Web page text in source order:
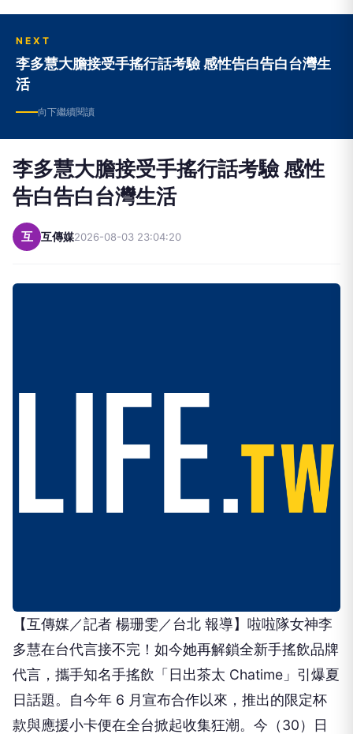
NEXT
李多慧大膽接受手搖行話考驗 感性告白告白台灣生
活
向下繼續閱讀
李多慧大膽接受手搖行話考驗 感性
告白告白台灣生活
互 互傳媒2026-08-03 23:04:20
【互傳媒／記者 楊珊雯／台北 報導】​啦啦隊女神李
多慧在台代言接不完！如今她再解鎖全新手搖飲品牌
代言，攜手知名手搖飲「日出茶太 Chatime」引爆夏
日話題。自今年 6 月宣布合作以來，推出的限定杯
款與應援小卡便在全台掀起收集狂潮。今（30）日